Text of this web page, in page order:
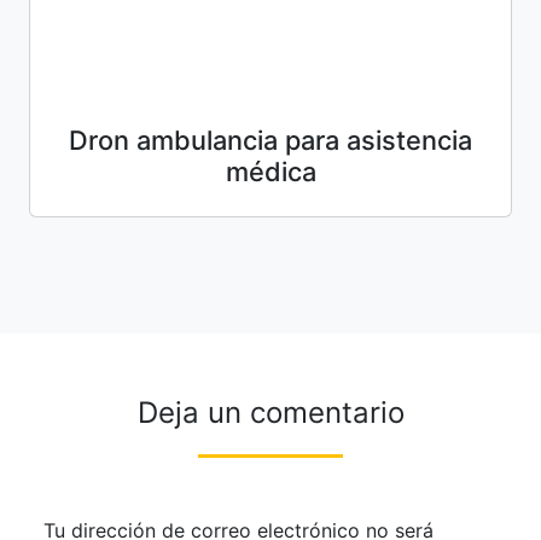
Dron ambulancia para asistencia
médica
Deja un comentario
Tu dirección de correo electrónico no será